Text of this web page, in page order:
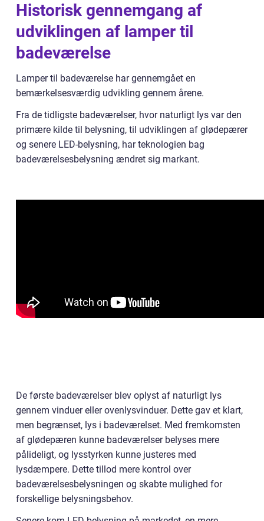
Historisk gennemgang af
udviklingen af lamper til
badeværelse
Lamper til badeværelse har gennemgået en
bemærkelsesværdig udvikling gennem årene.
Fra de tidligste badeværelser, hvor naturligt lys var den
primære kilde til belysning, til udviklingen af glødepærer
og senere LED-belysning, har teknologien bag
badeværelsesbelysning ændret sig markant.
De første badeværelser blev oplyst af naturligt lys
gennem vinduer eller ovenlysvinduer. Dette gav et klart,
men begrænset, lys i badeværelset. Med fremkomsten
af glødepæren kunne badeværelser belyses mere
pålideligt, og lysstyrken kunne justeres med
lysdæmpere. Dette tillod mere kontrol over
badeværelsesbelysningen og skabte mulighed for
forskellige belysningsbehov.